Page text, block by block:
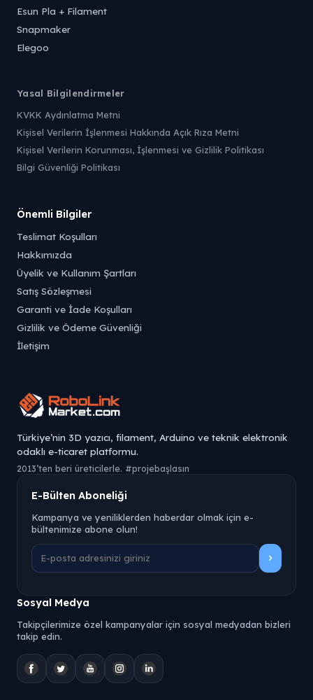
Esun Pla + Filament
Snapmaker
Elegoo
Yasal Bilgilendirmeler
KVKK Aydınlatma Metni
Kişisel Verilerin İşlenmesi Hakkında Açık Rıza Metni
Kişisel Verilerin Korunması, İşlenmesi ve Gizlilik Politikası
Bilgi Güvenliği Politikası
Önemli Bilgiler
Teslimat Koşulları
Hakkımızda
Üyelik ve Kullanım Şartları
Satış Sözleşmesi
Garanti ve İade Koşulları
Gizlilik ve Ödeme Güvenliği
İletişim
Türkiye’nin 3D yazıcı, filament, Arduino ve teknik elektronik
odaklı e-ticaret platformu.
2013’ten beri üreticilerle. #projebaşlasın
E-Bülten Aboneliği
Kampanya ve yeniliklerden haberdar olmak için e-
bültenimize abone olun!
Sosyal Medya
Takipçilerimize özel kampanyalar için sosyal medyadan bizleri
takip edin.